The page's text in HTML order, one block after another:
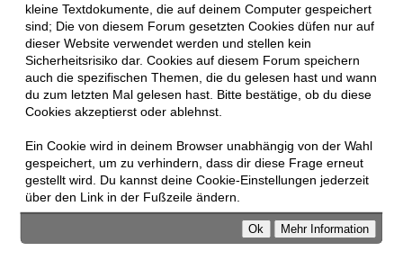
kleine Textdokumente, die auf deinem Computer gespeichert
sind; Die von diesem Forum gesetzten Cookies düfen nur auf
dieser Website verwendet werden und stellen kein
Sicherheitsrisiko dar. Cookies auf diesem Forum speichern
auch die spezifischen Themen, die du gelesen hast und wann
du zum letzten Mal gelesen hast. Bitte bestätige, ob du diese
Cookies akzeptierst oder ablehnst.
Ein Cookie wird in deinem Browser unabhängig von der Wahl
gespeichert, um zu verhindern, dass dir diese Frage erneut
gestellt wird. Du kannst deine Cookie-Einstellungen jederzeit
über den Link in der Fußzeile ändern.